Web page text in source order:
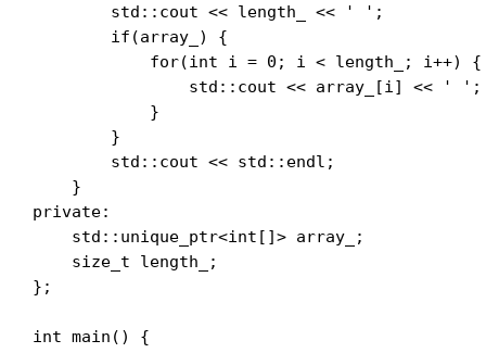
        std::cout << length_ << ' ';
        if(array_) {
            for(int i = 0; i < length_; i++) {
                std::cout << array_[i] << ' ';
            }
        }
        std::cout << std::endl;
    }
private:
    std::unique_ptr<int[]> array_;
    size_t length_;
};
int main() {